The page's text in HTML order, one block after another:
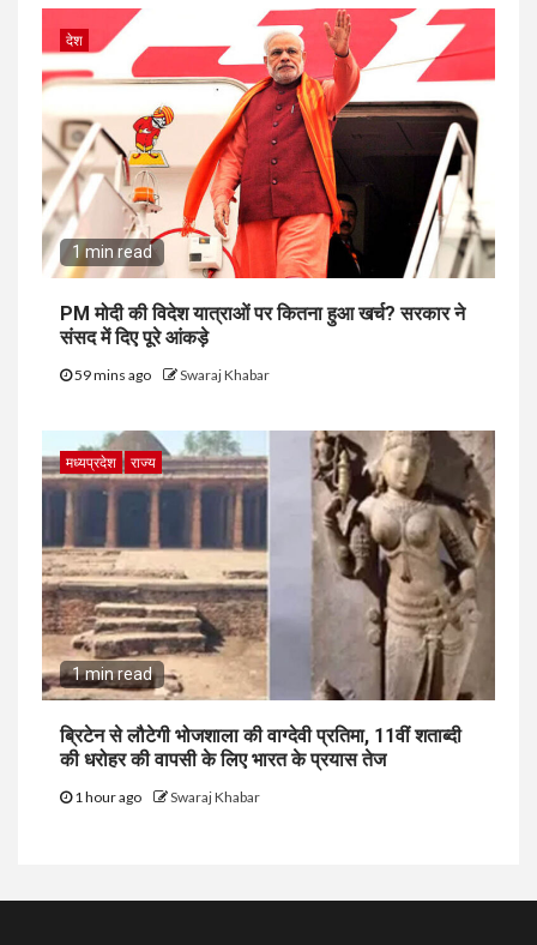
देश
1 min read
PM मोदी की विदेश यात्राओं पर कितना हुआ खर्च? सरकार ने
संसद में दिए पूरे आंकड़े
59 mins ago Swaraj Khabar
मध्यप्रदेश राज्य
1 min read
ब्रिटेन से लौटेगी भोजशाला की वाग्देवी प्रतिमा, 11वीं शताब्दी
की धरोहर की वापसी के लिए भारत के प्रयास तेज
1 hour ago Swaraj Khabar